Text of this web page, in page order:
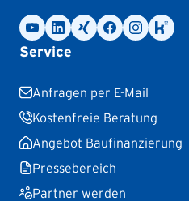
Service
Anfragen per E-Mail
Kostenfreie Beratung
Angebot Baufinanzierung
Pressebereich
Partner werden